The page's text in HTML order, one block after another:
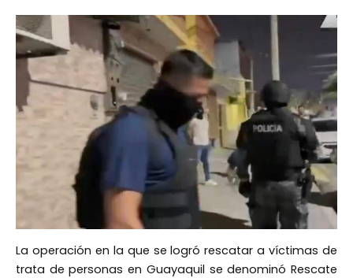
La operación en la que se logró rescatar a víctimas de
trata de personas en Guayaquil se denominó Rescate